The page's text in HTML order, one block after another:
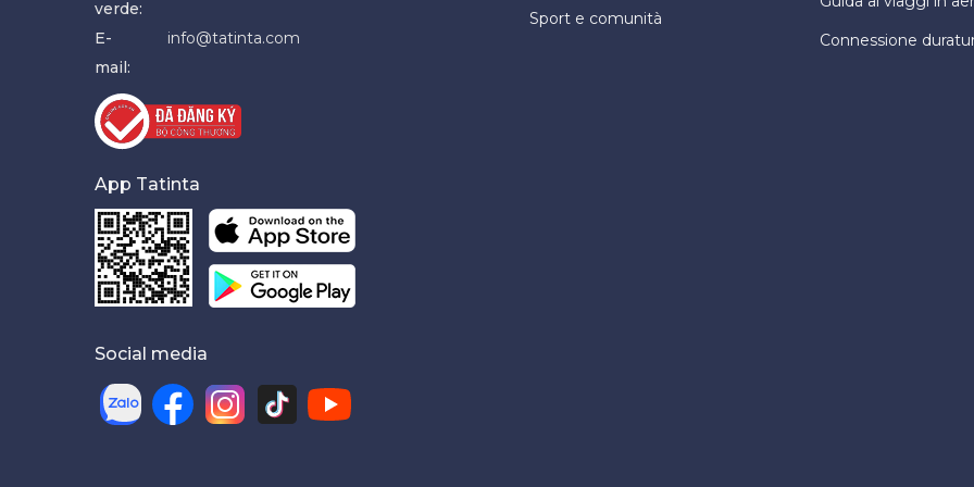
verde:
E-
mail:
info@tatinta.com
App Tatinta
Social media
Sport e comunità
Connessione